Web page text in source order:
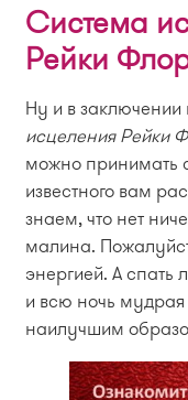
Система
Рейки
Ну и в заключении
исцеления Рейки
можно принимать
известного вам
знаем, что нет
малина.
энергией. А спать
и всю ночь мудрая
наилучшим